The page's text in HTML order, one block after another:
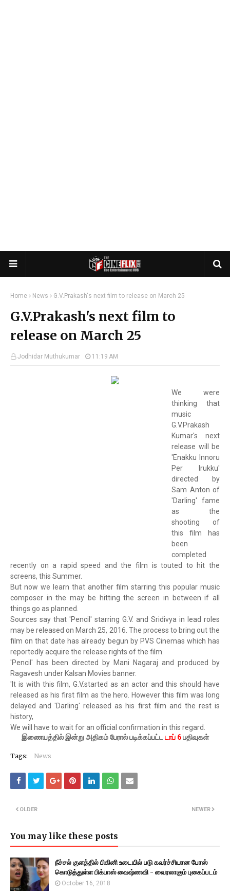
Home News G.V.Prakash's next film to release on March 25
G.V.Prakash's next film to
release on March 25
Jodhidar Muthukumar 11:19 AM
We were
thinking that
music
G.V.Prakash
Kumar's next
release will be
'Enakku Innoru
Per Irukku'
directed by
Sam Anton of
'Darling' fame
as the
shooting of
this film has
been
completed
recently on a rapid speed and the film is touted to hit the
screens, this Summer.
But now we learn that another film starring this popular music
composer in the may be hitting the screen in between if all
things go as planned.
Sources say that 'Pencil' starring G.V. and Sridivya in lead roles
may be released on March 25, 2016. The process to bring out the
film on that date has already begun by PVS Cinemas which has
reportedly acquire the release rights of the film.
'Pencil' has been directed by Mani Nagaraj and produced by
Ragavesh under Kalsan Movies banner.
'It is with this film, G.V.started as an actor and this should have
released as his first film as the hero. However this film was long
delayed and 'Darling' released as his first film and the rest is
history,
We will have to wait for an official confirmation in this regard.
இணையத்தில் இன்று அதிகம் பேரால் படிக்கப்பட்ட டாப் 6பதிவுகள்
Tags: News
NEWER
OLDER
You may like these posts
நீச்சல் குளத்தில் பிகினி உடையில் படு கவர்ச்சியான போஸ்
கொடுத்துள்ள பிக்பாஸ் வைஷ்ணவி - வைரலாகும் புகைப்படம்
October 16, 2018